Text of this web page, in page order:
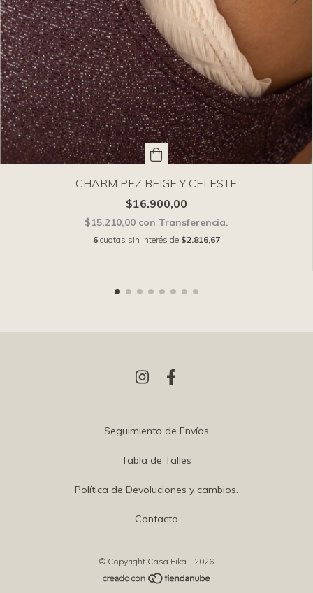
CHARM PEZ BEIGE Y CELESTE
$16.900,00
$15.210,00 con Transferencia.
6 cuotas sin interés de $2.816,67
Seguimiento de Envíos
Tabla de Talles
Política de Devoluciones y cambios.
Contacto
© Copyright Casa Fika - 2026